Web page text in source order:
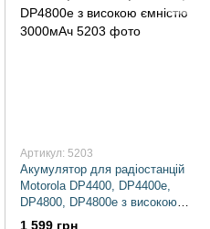
Артикул: 5203
Акумулятор для радіостанцій
Motorola DP4400, DP4400e,
DP4800, DP4800e з високою
ємністю 3000мАч
1 599 грн